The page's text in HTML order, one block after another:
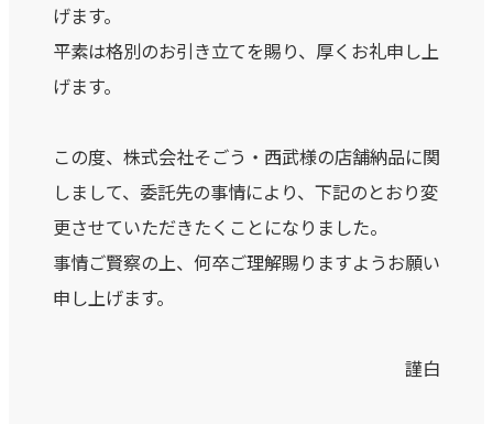
げます。
平素は格別のお引き立てを賜り、厚くお礼申し上
げます。
この度、株式会社そごう・西武様の店舗納品に関
しまして、委託先の事情により、下記のとおり変
更させていただきたくことになりました。
事情ご賢察の上、何卒ご理解賜りますようお願い
申し上げます。
謹白